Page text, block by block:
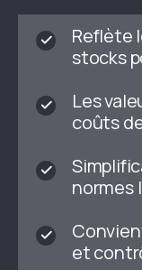
Reflète
stocks
Les
coûts
normes
et